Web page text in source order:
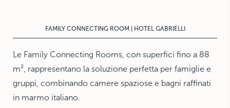
Villa La Favorita
FAMILY CONNECTING ROOM | HOTEL GABRIELLI
Le Family Connecting Rooms, con superfici fino a 88
m², rappresentano la soluzione perfetta per famiglie e
gruppi, combinando camere spaziose e bagni raffinati
in marmo italiano.